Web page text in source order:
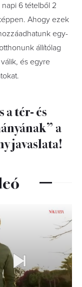
6 tételből 2
Ahogy ezek
egy-
állítólag
és egyre
tér- és
a
javaslata!